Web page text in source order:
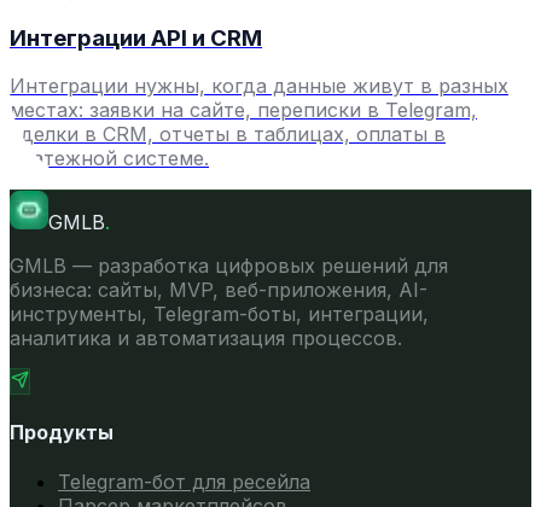
Интеграции API и CRM
Интеграции нужны, когда данные живут в разных
местах: заявки на сайте, переписки в Telegram,
сделки в CRM, отчеты в таблицах, оплаты в
платежной системе.
GMLB.
GMLB — разработка цифровых решений для
бизнеса: сайты, MVP, веб-приложения, AI-
инструменты, Telegram-боты, интеграции,
аналитика и автоматизация процессов.
Продукты
Telegram-бот для ресейла